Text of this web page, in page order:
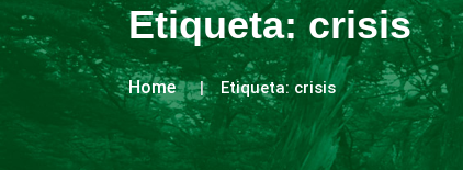
Etiqueta:crisis
Home Etiqueta:crisis